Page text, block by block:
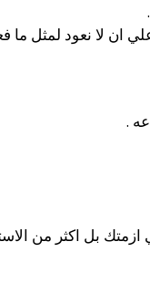
ان لا نعود لمثل ما
.
ازمتك بل اكثر من